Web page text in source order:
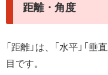
距離・角度
「距離」は、「水平」「
目です。